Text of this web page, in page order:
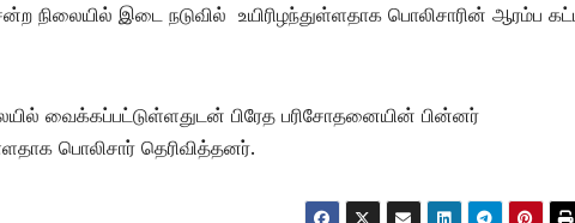
நிலையில் இடை நடுவில் உயிரிழந்துள்ளதாக பொலிசாரின் ஆரம்ப கட்ட
வைக்கப்பட்டுள்ளதுடன் பிரேத பரிசோதனையின் பின்னர்
பொலிசார் தெரிவித்தனர்.